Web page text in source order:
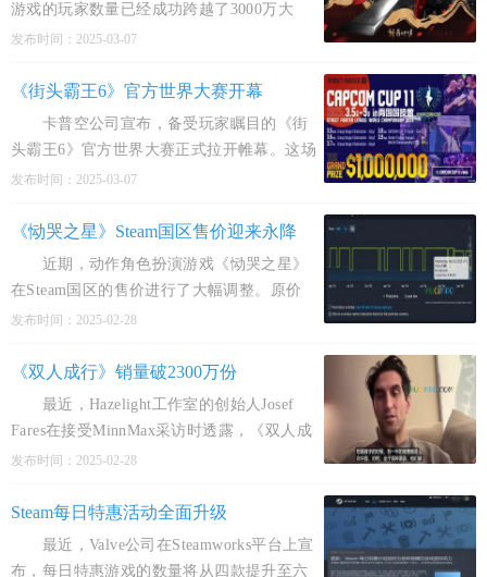
游戏的玩家数量已经成功跨越了3000万大
关。对此，官方向所有玩家表达了衷心的感
&middot;散
发布时间：2025-03-07
《街头霸王6》官方世界大赛开幕
卡普空公司宣布，备受玩家瞩目的《街
头霸王6》官方世界大赛正式拉开帷幕。这场
盛事将于3月5日至3月9日在日本两国国技馆
场，一张引人注
发布时间：2025-03-07
《恸哭之星》Steam国区售价迎来永降
近期，动作角色扮演游戏《恸哭之星》
在Steam国区的售价进行了大幅调整。原价
263.2元的游戏现以98元的超低价格永久降
这已是该游戏在S
发布时间：2025-02-28
《双人成行》销量破2300万份
最近，Hazelight工作室的创始人Josef
Fares在接受MinnMax采访时透露，《双人成
行》的全球销量已经超过了2300万份，其中
示：“不
发布时间：2025-02-28
Steam每日特惠活动全面升级
最近，Valve公司在Steamworks平台上宣
布，每日特惠游戏的数量将从四款提升至六